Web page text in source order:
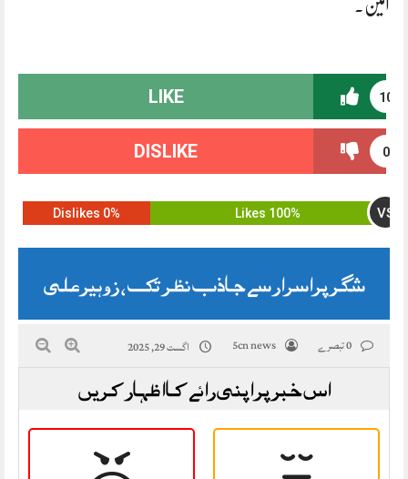
آمین۔
10
LIKE
0
DISLIKE
100% Likes VS
0% Dislikes
شگر پراسرار سے جاذب نظر تک ، زوہیر علی
5cn news اگست 29, 2025
اس خبر پر اپنی رائے کا اظہار کریں